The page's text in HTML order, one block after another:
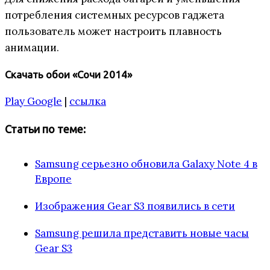
потребления системных ресурсов гаджета
пользователь может настроить плавность
анимации.
Скачать обои «Сочи 2014»
Play Google | ссылка
Статьи по теме:
Samsung серьезно обновила Galaxy Note 4 в
Европе
Изображения Gear S3 появились в сети
Samsung решила представить новые часы
Gear S3